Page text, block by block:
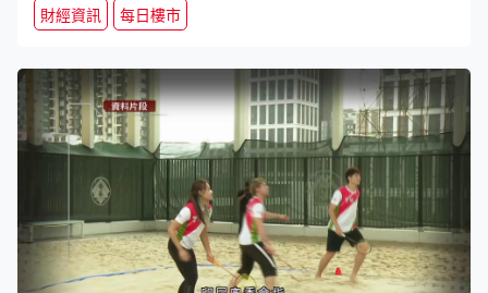
財經資訊 每日樓市